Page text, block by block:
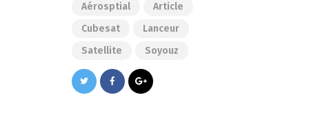
Aérosptial
Article
Cubesat
Lanceur
Satellite
Soyouz